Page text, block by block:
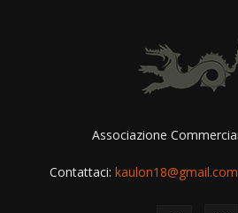
Associazione
Contattaci: